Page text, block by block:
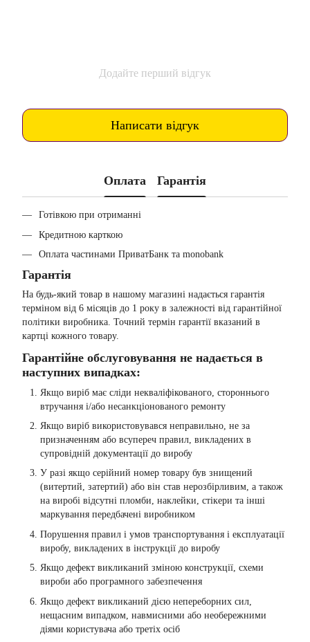
Додайте перший відгук
Написати відгук
Оплата Гарантія
Готівкою при отриманні
Кредитною карткою
Оплата частинами ПриватБанк та monobank
Гарантія
На будь-який товар в нашому магазині надається гарантія
терміном від 6 місяців до 1 року в залежності від гарантійної
політики виробника. Точний термін гарантії вказаний в
картці кожного товару.
Гарантійне обслуговування не надається в
наступних випадках:
Якщо виріб має сліди некваліфікованого, стороннього
втручання і/або несанкціонованого ремонту
Якщо виріб використовувався неправильно, не за
призначенням або всупереч правил, викладених в
супровідній документації до виробу
У разі якщо серійний номер товару був знищений
(витертий, затертий) або він став нерозбірливим, а також
на виробі відсутні пломби, наклейки, стікери та інші
маркування передбачені виробником
Порушення правил і умов транспортування і експлуатації
виробу, викладених в інструкції до виробу
Якщо дефект викликаний зміною конструкції, схеми
вироби або програмного забезпечення
Якщо дефект викликаний дією непереборних сил,
нещасним випадком, навмисними або необережними
діями користувача або третіх осіб